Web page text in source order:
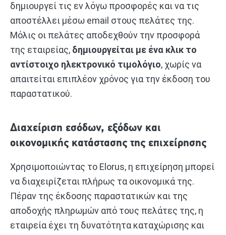
δημιουργεί τις εν λόγω προσφορές και να τις
αποστέλλει μέσω email στους πελάτες της.
Μόλις οι πελάτες αποδεχθούν την προσφορά
της εταιρείας, δημιουργείται με ένα κλικ το
αντίστοιχο ηλεκτρονικό τιμολόγιο, χωρίς να
απαιτείται επιπλέον χρόνος για την έκδοση του
παραστατικού.
Διαχείριση εσόδων, εξόδων και
οικονομικής κατάστασης της επιχείρησης
Χρησιμοποιώντας το Elorus, η επιχείρηση μπορεί
να διαχειρίζεται πλήρως τα οικονομικά της.
Πέραν της έκδοσης παραστατικών και της
αποδοχής πληρωμών από τους πελάτες της, η
εταιρεία έχει τη δυνατότητα καταχώρισης και